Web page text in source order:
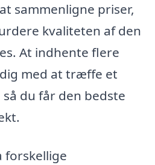
sammenligne priser,
kvaliteten af den
At indhente flere
med at træffe et
du får den bedste
forskellige